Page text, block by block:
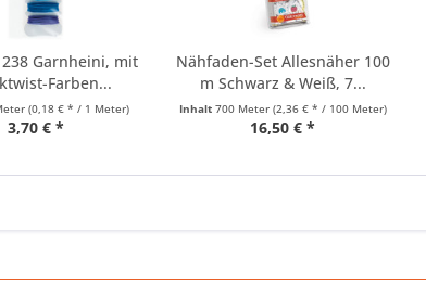
Garnheini, mit
Farben...
(0,18 € * / 1 Meter)
3,70 € *
Nähfaden-Set Allesnäher 100
m Schwarz & Weiß, 7...
Inhalt 700 Meter (2,36 € * / 100 Meter)
16,50 € *